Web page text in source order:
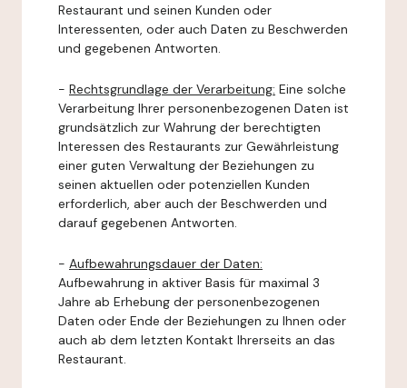
Restaurant und seinen Kunden oder
Interessenten, oder auch Daten zu Beschwerden
und gegebenen Antworten.
- Rechtsgrundlage der Verarbeitung: Eine solche
Verarbeitung Ihrer personenbezogenen Daten ist
grundsätzlich zur Wahrung der berechtigten
Interessen des Restaurants zur Gewährleistung
einer guten Verwaltung der Beziehungen zu
seinen aktuellen oder potenziellen Kunden
erforderlich, aber auch der Beschwerden und
darauf gegebenen Antworten.
- Aufbewahrungsdauer der Daten:
Aufbewahrung in aktiver Basis für maximal 3
Jahre ab Erhebung der personenbezogenen
Daten oder Ende der Beziehungen zu Ihnen oder
auch ab dem letzten Kontakt Ihrerseits an das
Restaurant.